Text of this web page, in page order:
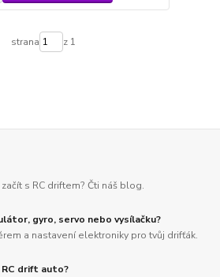
strana z 1
s RC driftem? Čti náš blog.
gyro, servo nebo vysílačku?
a nastavení elektroniky pro tvůj drifťák.
drift auto?